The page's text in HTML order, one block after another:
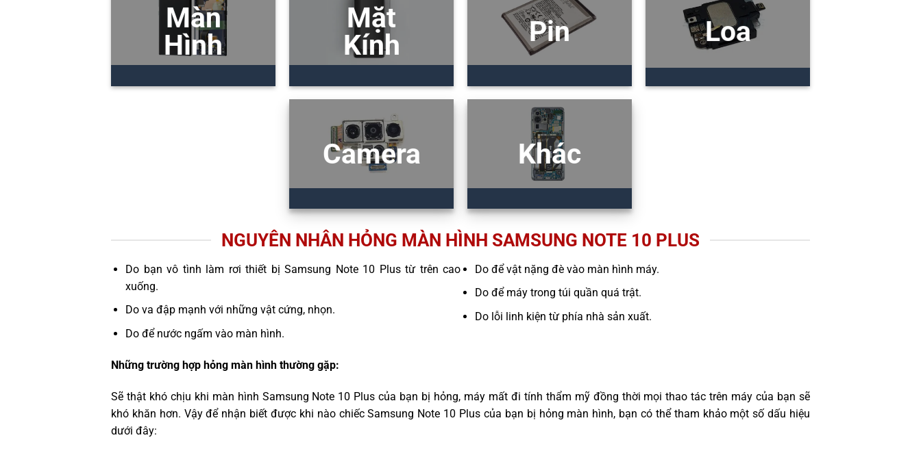
Màn
Hình
Mặt
Kính
Pin Loa
Camera Khác
NGUYÊN NHÂN HỎNG MÀN HÌNH SAMSUNG NOTE 10 PLUS
Do bạn vô tình làm rơi thiết bị Samsung Note 10 Plus từ trên cao
xuống.
Do va đập mạnh với những vật cứng, nhọn.
Do để nước ngấm vào màn hình.
Do để vật nặng đè vào màn hình máy.
Do để máy trong túi quần quá trật.
Do lỗi linh kiện từ phía nhà sản xuất.
Những trường hợp hỏng màn hình thường gặp:
Sẽ thật khó chịu khi màn hình Samsung Note 10 Plus của bạn bị hỏng, máy mất đi tính thẩm mỹ đồng thời mọi thao tác trên máy của bạn sẽ
khó khăn hơn. Vậy để nhận biết được khi nào chiếc Samsung Note 10 Plus của bạn bị hỏng màn hình, bạn có thể tham khảo một số dấu hiệu
dưới đây: